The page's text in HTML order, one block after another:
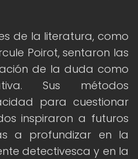
de la literatura, como
Poirot, sentaron las
de la duda como
Sus métodos
para cuestionar
inspiraron a futuros
a profundizar en la
detectivesca y en la